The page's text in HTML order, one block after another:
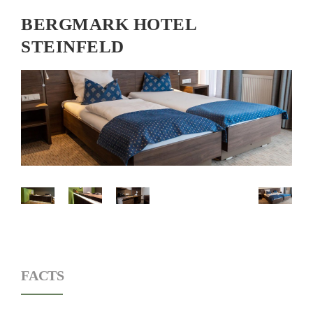
BERGMARK HOTEL
STEINFELD
FACTS